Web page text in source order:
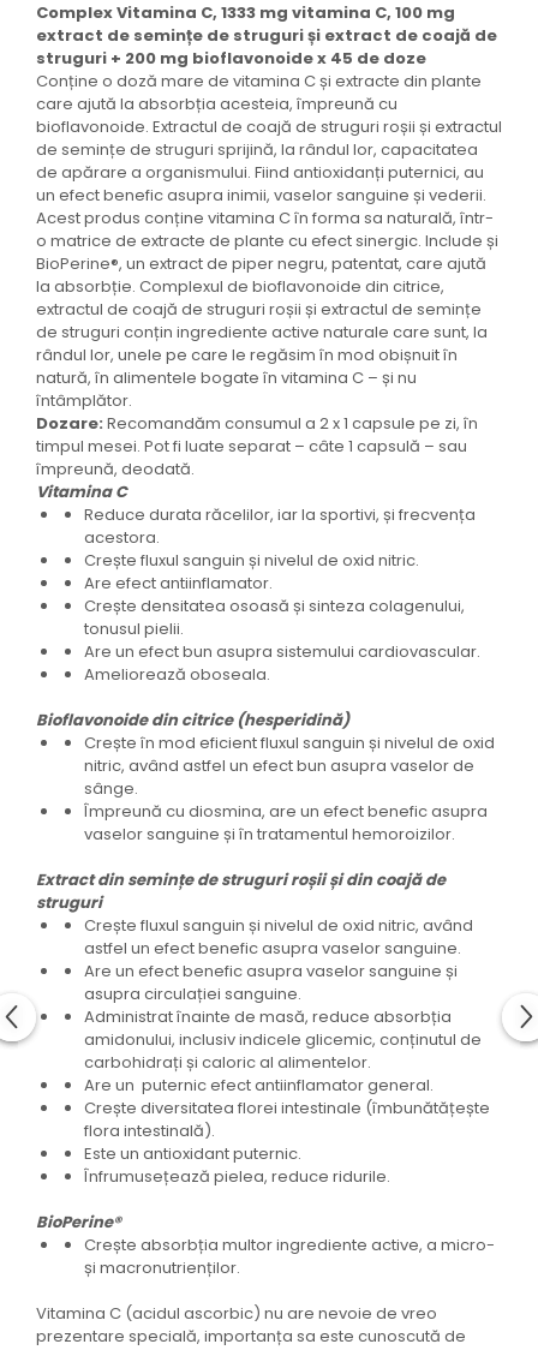
Complex Vitamina C, 1333 mg vitamina C, 100 mg
extract de semințe de struguri și extract de coajă de
struguri + 200 mg bioflavonoide x 45 de doze
Conține o doză mare de vitamina C și extracte din plante
care ajută la absorbția acesteia, împreună cu
bioflavonoide. Extractul de coajă de struguri roșii și extractul
de semințe de struguri sprijină, la rândul lor, capacitatea
de apărare a organismului. Fiind antioxidanți puternici, au
un efect benefic asupra inimii, vaselor sanguine și vederii.
Acest produs conține vitamina C în forma sa naturală, într-
o matrice de extracte de plante cu efect sinergic. Include și
BioPerine®, un extract de piper negru, patentat, care ajută
la absorbție. Complexul de bioflavonoide din citrice,
extractul de coajă de struguri roșii și extractul de semințe
de struguri conțin ingrediente active naturale care sunt, la
rândul lor, unele pe care le regăsim în mod obișnuit în
natură, în alimentele bogate în vitamina C – și nu
întâmplător.
Dozare: Recomandăm consumul a 2 x 1 capsule pe zi, în
timpul mesei. Pot fi luate separat – câte 1 capsulă – sau
împreună, deodată.
Vitamina C
Reduce durata răcelilor, iar la sportivi, și frecvența
acestora.
Crește fluxul sanguin și nivelul de oxid nitric.
Are efect antiinflamator.
Crește densitatea osoasă și sinteza colagenului,
tonusul pielii.
Are un efect bun asupra sistemului cardiovascular.
Ameliorează oboseala.
Bioflavonoide din citrice (hesperidină)
Crește în mod eficient fluxul sanguin și nivelul de oxid
nitric, având astfel un efect bun asupra vaselor de
sânge.
Împreună cu diosmina, are un efect benefic asupra
vaselor sanguine și în tratamentul hemoroizilor.
Extract din semințe de struguri roșii și din coajă de
struguri
Crește fluxul sanguin și nivelul de oxid nitric, având
astfel un efect benefic asupra vaselor sanguine.
Are un efect benefic asupra vaselor sanguine și
asupra circulației sanguine.
Administrat înainte de masă, reduce absorbția
amidonului, inclusiv indicele glicemic, conținutul de
carbohidrați și caloric al alimentelor.
Are un puternic efect antiinflamator general.
Crește diversitatea florei intestinale (îmbunătățește
flora intestinală).
Este un antioxidant puternic.
Înfrumusețează pielea, reduce ridurile.
BioPerine®
Crește absorbția multor ingrediente active, a micro-
și macronutrienților.
Vitamina C (acidul ascorbic) nu are nevoie de vreo
prezentare specială, importanța sa este cunoscută de